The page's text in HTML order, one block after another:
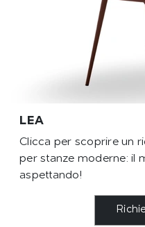
LEA
Clicca per scoprire un
per stanze moderne: il
aspettando!